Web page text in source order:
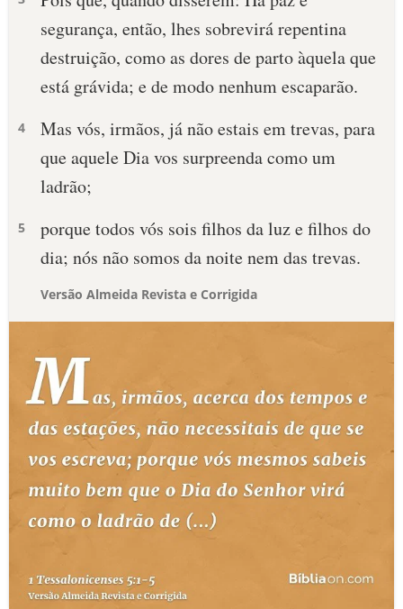
segurança, então, lhes sobrevirá repentina
destruição, como as dores de parto àquela que
está grávida; e de modo nenhum escaparão.
4
Mas vós, irmãos, já não estais em trevas, para
que aquele Dia vos surpreenda como um
ladrão;
5
porque todos vós sois filhos da luz e filhos do
dia; nós não somos da noite nem das trevas.
Versão Almeida Revista e Corrigida